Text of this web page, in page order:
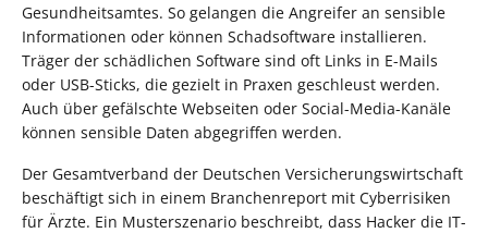
Gesundheitsamtes. So gelangen die Angreifer an sensible
Informationen oder können Schadsoftware installieren.
Träger der schädlichen Software sind oft Links in E-Mails
oder USB-Sticks, die gezielt in Praxen geschleust werden.
Auch über gefälschte Webseiten oder Social-Media-Kanäle
können sensible Daten abgegriffen werden.
Der Gesamtverband der Deutschen Versicherungswirtschaft
beschäftigt sich in einem Branchenreport mit Cyberrisiken
für Ärzte. Ein Musterszenario beschreibt, dass Hacker die IT-